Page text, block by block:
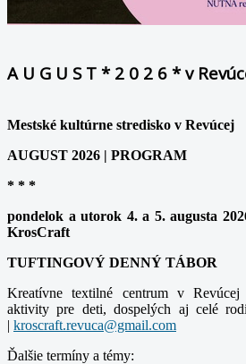
A U G U S T * 2 0 2 6 * v
Mestské kultúrne stredisko v Revúcej
AUGUST 2026 | PROGRAM
* * *
pondelok a utorok 4. a 5. augusta
KrosCraft
TUFTINGOVÝ DENNÝ TÁBOR
Kreatívne textilné centrum v Revúcej
aktivity pre deti, dospelých aj celé
|
Ďalšie termíny a témy: